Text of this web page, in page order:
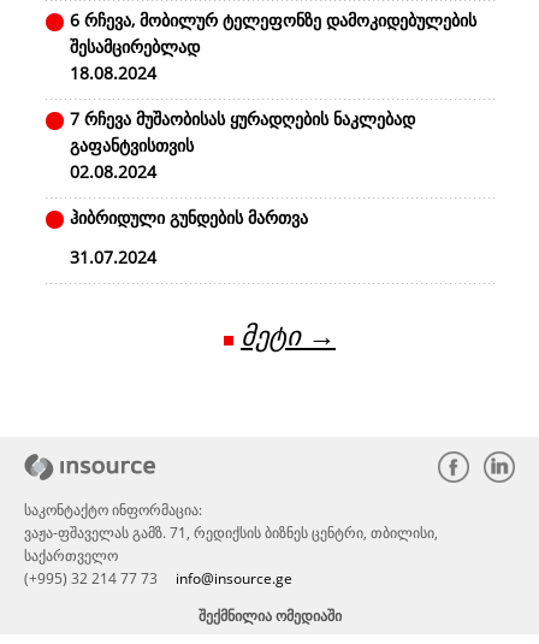
6 რჩევა, მობილურ ტელეფონზე დამოკიდებულების
შესამცირებლად
18.08.2024
7 რჩევა მუშაობისას ყურადღების ნაკლებად
გაფანტვისთვის
02.08.2024
ჰიბრიდული გუნდების მართვა
31.07.2024
მეტი →
საკონტაქტო ინფორმაცია:
ვაჟა-ფშაველას გამზ. 71, რედიქსის ბიზნეს ცენტრი, თბილისი,
საქართველო
(+995) 32 214 77 73 info@insource.ge
ᲨᲔᲥᲛᲜᲘᲚᲘᲐ ᲝᲛᲔᲓᲘᲐᲨᲘ